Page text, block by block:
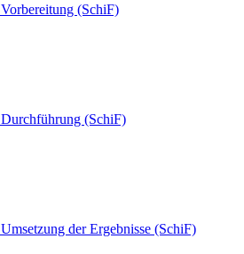
(SchiF)
(SchiF)
der Ergebnisse (SchiF)